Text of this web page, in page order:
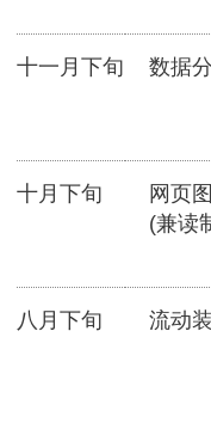
十一月下旬 数据
十月下旬
网页
(兼读
八月下旬 流动